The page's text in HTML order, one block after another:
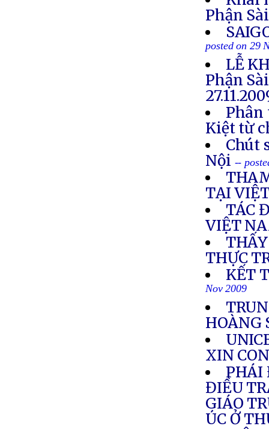
Phận
posted on 29
LỄ
Phận
Phân
Kiệt từ
Chút
Nội --
TẠI
TÁC
VIỆT
THỰC
KẾT
Nov 2009
HOÀNG
XIN
PHÁI
ĐIỀU
GIÁO
ÚC Ở